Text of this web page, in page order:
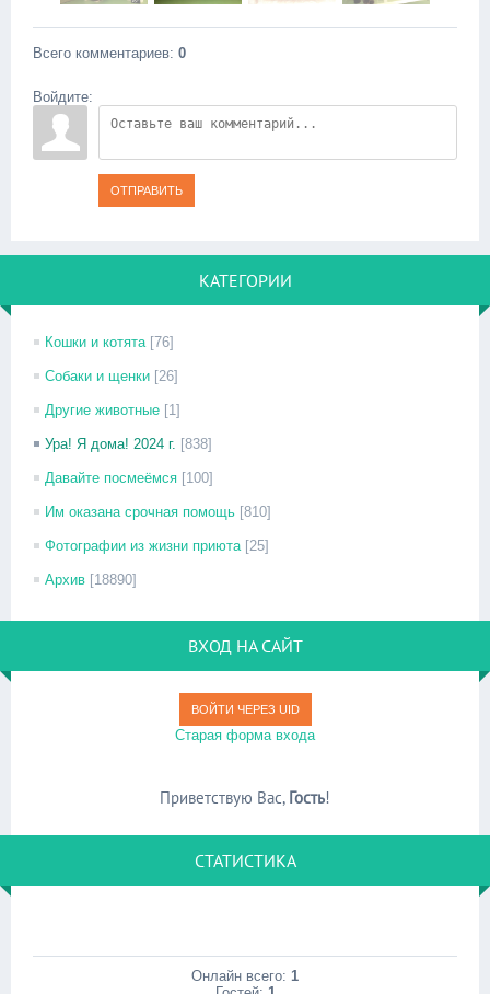
Всего комментариев: 0
Войдите:
ОТПРАВИТЬ
КАТЕГОРИИ
Кошки и котята [76]
Собаки и щенки [26]
Другие животные [1]
Ура! Я дома! 2024 г. [838]
Давайте посмеёмся [100]
Им оказана срочная помощь [810]
Фотографии из жизни приюта [25]
Архив [18890]
ВХОД НА САЙТ
ВОЙТИ ЧЕРЕЗ UID
Старая форма входа
Приветствую Вас, Гость!
СТАТИСТИКА
Онлайн всего: 1